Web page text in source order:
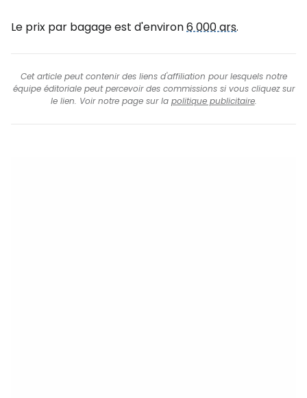
Le prix par bagage est d'environ6 000 ars.
Cet article peut contenir des liens d'affiliation pour lesquels notre
équipe éditoriale peut percevoir des commissions si vous cliquez sur
le lien. Voir notre page sur la politique publicitaire.